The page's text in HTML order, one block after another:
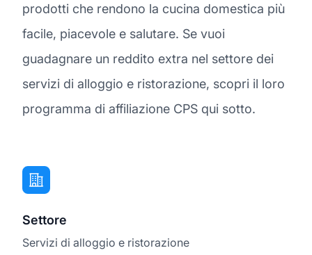
prodotti che rendono la cucina domestica più
facile, piacevole e salutare. Se vuoi
guadagnare un reddito extra nel settore dei
servizi di alloggio e ristorazione, scopri il loro
programma di affiliazione CPS qui sotto.
Settore
Servizi di alloggio e ristorazione